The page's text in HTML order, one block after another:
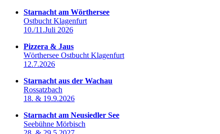
Starnacht am Wörthersee
Ostbucht Klagenfurt
10./11.Juli 2026
Pizzera & Jaus
Wörthersee Ostbucht Klagenfurt
12.7.2026
Starnacht aus der Wachau
Rossatzbach
18. & 19.9.2026
Starnacht am Neusiedler See
Seebühne Mörbisch